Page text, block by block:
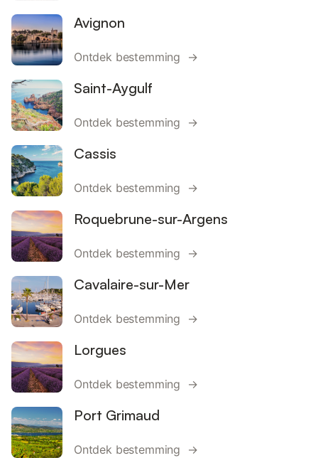
Avignon
Ontdek bestemming →
Saint-Aygulf
Ontdek bestemming →
Cassis
Ontdek bestemming →
Roquebrune-sur-Argens
Ontdek bestemming →
Cavalaire-sur-Mer
Ontdek bestemming →
Lorgues
Ontdek bestemming →
Port Grimaud
Ontdek bestemming →